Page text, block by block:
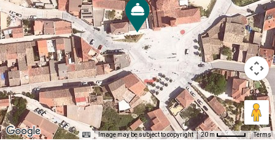
Image may be subject to copyright 20 m Terms